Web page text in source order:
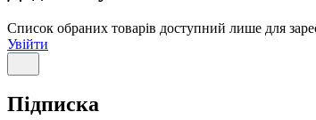
Список обраних товарів доступний лише для
Увійти
Підписка